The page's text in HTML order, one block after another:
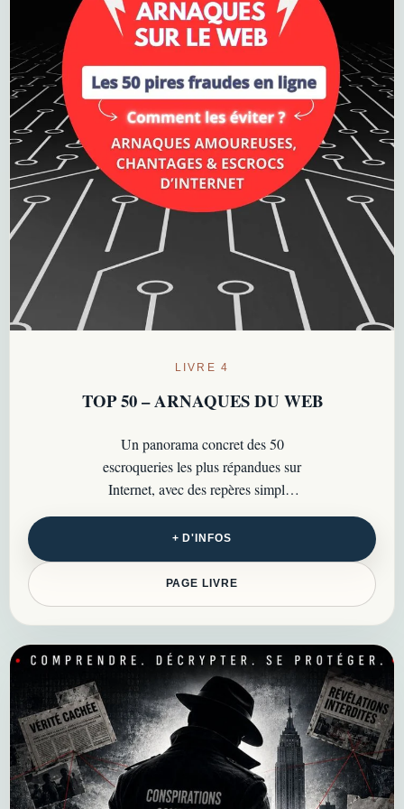
LIVRE 4
TOP 50 – ARNAQUES DU WEB
Un panorama concret des 50
escroqueries les plus répandues sur
Internet, avec des repères simples
mieux s’en protéger…
+ D'INFOS
PAGE LIVRE